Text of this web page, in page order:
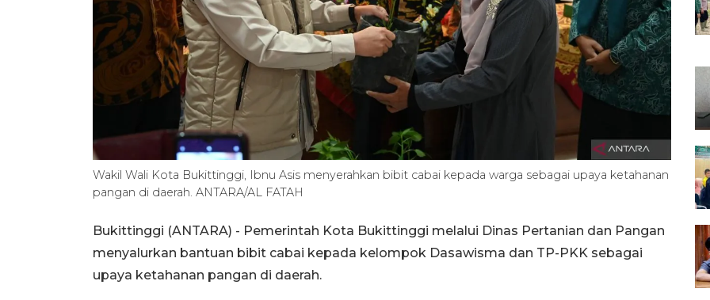
Wakil Wali Kota Bukittinggi, Ibnu Asis menyerahkan bibit cabai kepada warga sebagai upaya ketahanan
pangan di daerah. ANTARA/AL FATAH
Bukittinggi (ANTARA) - Pemerintah Kota Bukittinggi melalui Dinas Pertanian dan Pangan
menyalurkan bantuan bibit cabai kepada kelompok Dasawisma dan TP-PKK sebagai
upaya ketahanan pangan di daerah.